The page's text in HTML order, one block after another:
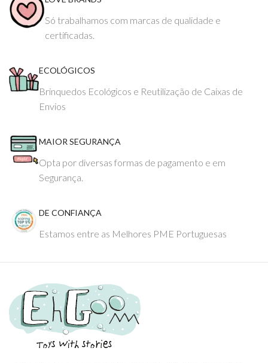
Só trabalhamos com marcas de qualidade e
certificadas.
ECOLÓGICOS
Brinquedos Ecológicos e Reutilização de Caixas de
Envios
MAIOR SEGURANÇA
Opta por diversas formas de pagamento e em
Segurança.
DE CONFIANÇA
Estamos entre as Melhores PME Portuguesas